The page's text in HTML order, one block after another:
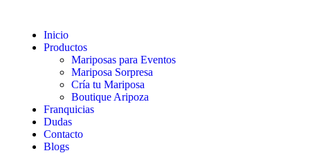
Inicio
Productos
Mariposas para Eventos
Mariposa Sorpresa
Cría tu Mariposa
Boutique Aripoza
Franquicias
Dudas
Contacto
Blogs